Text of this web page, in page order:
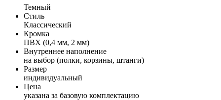
Темный
Стиль
Классический
Кромка
ПВХ (0,4 мм, 2 мм)
Внутреннее наполнение
на выбор (полки, корзины, штанги)
Размер
индивидуальный
Цена
указана за базовую комплектацию